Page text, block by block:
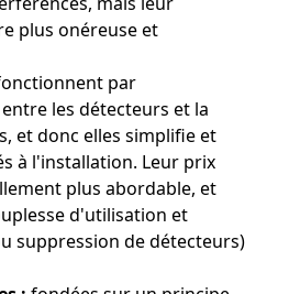
plus onéreuse et
par
les détecteurs et la
et donc elles simplifie et
à l'installation. Leur prix
plus abordable, et
d'utilisation et
suppression de détecteurs)